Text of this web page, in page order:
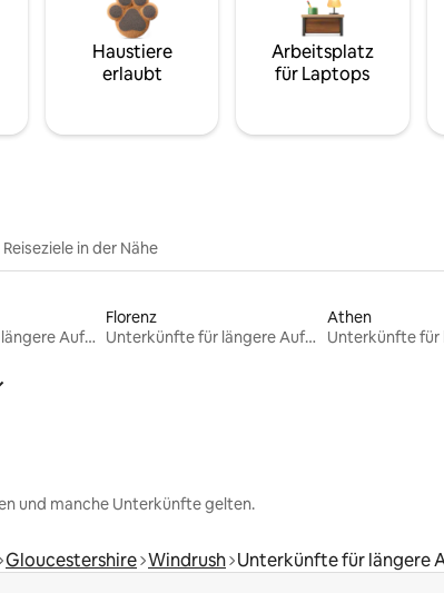
Haustiere
erlaubt
Arbeitsplatz
für Laptops
Reiseziele in der Nähe
Unterkünfte für längere Aufenthalte
Florenz
Unterkünfte für längere Aufenthalte
Athen
und manche Unterkünfte gelten.
Gloucestershire Windrush Unterkünfte für längere